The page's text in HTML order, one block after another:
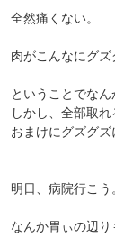
全然痛くない。
肉がこんなにグズ
ということでな
しかし、全部取
おまけにグズグ
明日、病院行こう
なんか胃ぃの辺り